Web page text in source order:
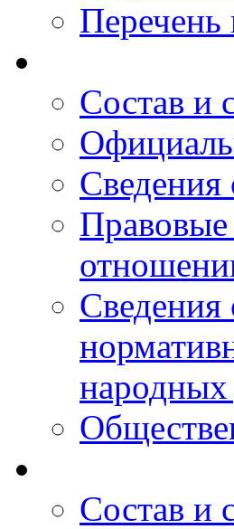
Состав и
Сведения
народных
Состав и